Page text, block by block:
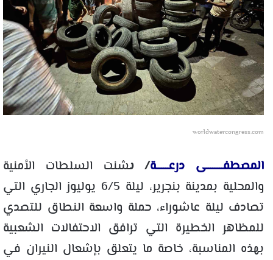
worldwatercongress.com
المصطفـــــــــى درعـــــــة/ ىشنت السلطات الأمنية
والمحلية بمدينة بنجرير، ليلة 6/5 يوليوز الجاري التي
تصادف ليلة عاشوراء، حملة واسعة النطاق للتصدي
للمظاهر الخطيرة التي ترافق الاحتفالات الشعبية
بهذه المناسبة، خاصة ما يتعلق بإشعال النيران في